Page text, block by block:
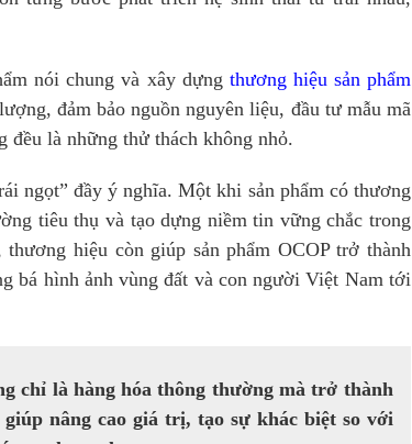
nói chung và xây dựng thương hiệu sản phẩm
đảm bảo nguồn nguyên liệu, đầu tư mẫu mã
đều là những thử thách không nhỏ.
ngọt” đầy ý nghĩa. Một khi sản phẩm có thương
tiêu thụ và tạo dựng niềm tin vững chắc trong
hiệu còn giúp sản phẩm OCOP trở thành
bá hình ảnh vùng đất và con người Việt Nam tới
chỉ là hàng hóa thông thường mà trở thành
nâng cao giá trị, tạo sự khác biệt so với